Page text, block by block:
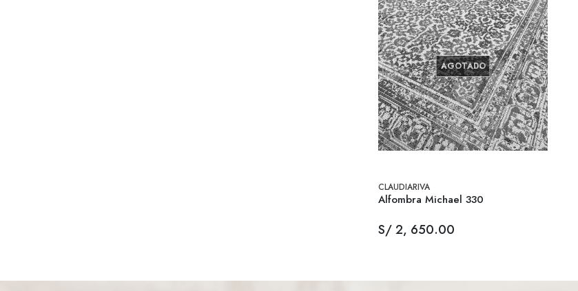
AGOTADO
CLAUDIARIVA
Alfombra Michael 330
S/ 2, 650.00